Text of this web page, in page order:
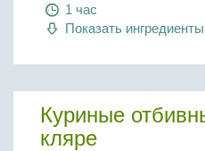
1 час
Показать ингредиенты
Куриные
кляре